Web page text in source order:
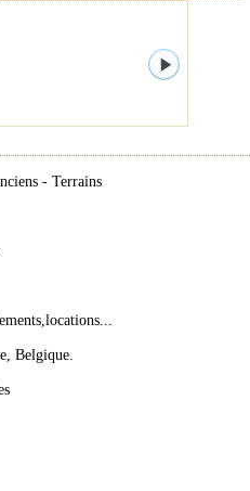
- Terrains
Belgique.